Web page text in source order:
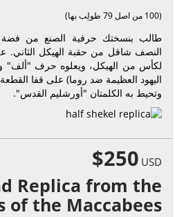
(100 من اصل 79 طولِب بها)
طالب بنسختك حرفية الصنع من فضة
النصف شاقل من حقبة الهيكل الثاني.
لكأس من الهيكل، ويعلوه حرف "ألف"
اليهود العظيمة ضد روما) على قفا
وتحيط به الكلمتان "أورشليم القدس".
$250 USD
Replica from the
of the Maccabees